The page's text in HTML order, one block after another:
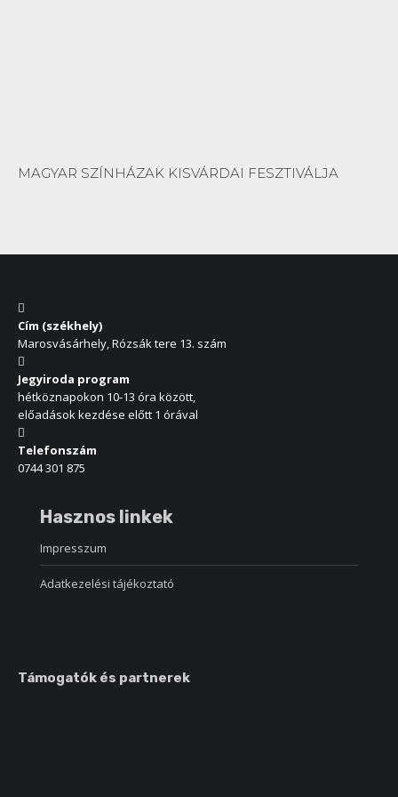
MAGYAR SZÍNHÁZAK KISVÁRDAI FESZTIVÁLJA
Cím (székhely)
Marosvásárhely, Rózsák tere 13. szám
Jegyiroda program
hétköznapokon 10-13 óra között,
előadások kezdése előtt 1 órával
Telefonszám
0744 301 875
Hasznos linkek
Impresszum
Adatkezelési tájékoztató
Támogatók és partnerek